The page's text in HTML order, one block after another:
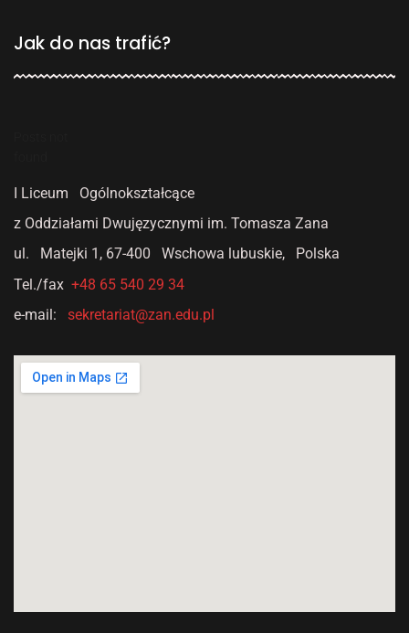
Jak do nas trafić?
I Liceum Ogólnokształcące
z Oddziałami Dwujęzycznymi im. Tomasza Zana
ul. Matejki 1, 67-400 Wschowa lubuskie, Polska
Tel./fax +48 65 540 29 34
e-mail: sekretariat@zan.edu.pl